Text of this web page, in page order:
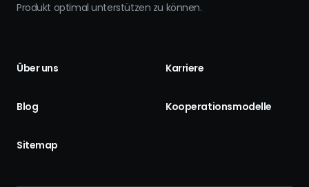
Produkt optimal unterstützen zu können.
Über uns Karriere
Blog Kooperationsmodelle
Sitemap